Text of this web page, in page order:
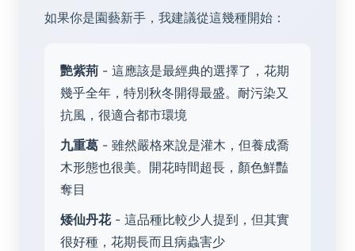
如果你是園藝新手，我建議從這幾種開始：
艷紫荊 - 這應該是最經典的選擇了，花期
幾乎全年，特別秋冬開得最盛。耐污染又
抗風，很適合都市環境
九重葛 - 雖然嚴格來說是灌木，但養成喬
木形態也很美。開花時間超長，顏色鮮豔
奪目
矮仙丹花- 這品種比較少人提到，但其實
很好種，花期長而且病蟲害少